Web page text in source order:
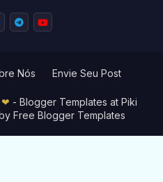
❤ - Blogger Templates at Piki
Free Blogger Templates
Nós Envie Seu Post